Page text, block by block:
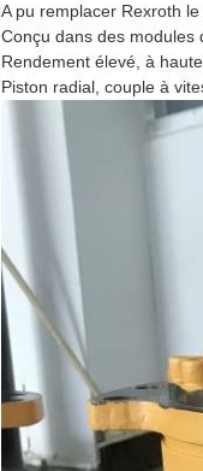
A pu remplacer Rexroth
Conçu dans des modules
Rendement élevé, à
Piston radial, couple à